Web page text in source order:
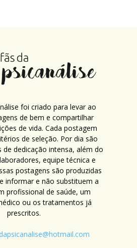
foi criado para levar ao
de bem e compartilhar
de vida. Cada postagem
de seleção. Por dia são
de dedicação intensa, além do
equipe técnica e
postagens são produzidas
informar e não substituem a
profissional de saúde, um
ou os tratamentos já
prescritos.